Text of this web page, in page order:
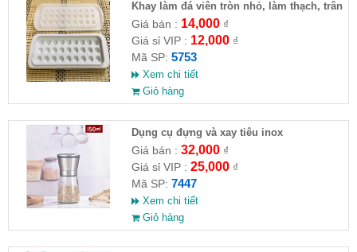
Khay làm đá viên tròn nhỏ, làm thạch, trân
châu
Giá bán : 14,000₫
Giá sỉ VIP : 12,000₫
Mã SP: 5753
Xem chi tiết
Giỏ hàng
Dụng cụ đựng và xay tiêu inox
Giá bán : 32,000₫
Giá sỉ VIP : 25,000₫
Mã SP: 7447
Xem chi tiết
Giỏ hàng